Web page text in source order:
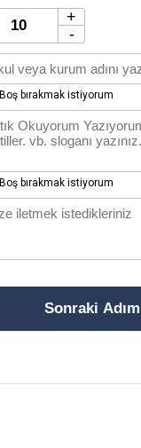
+
-
Boş bırakmak istiyorum
Boş bırakmak istiyorum
Sonraki Adım